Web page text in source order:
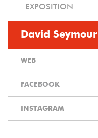
EXPOSITION
David Seymour
WEB
FACEBOOK
INSTAGRAM